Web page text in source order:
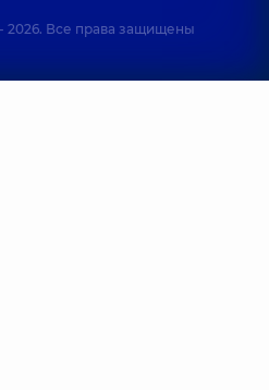
2026. Все права защищены